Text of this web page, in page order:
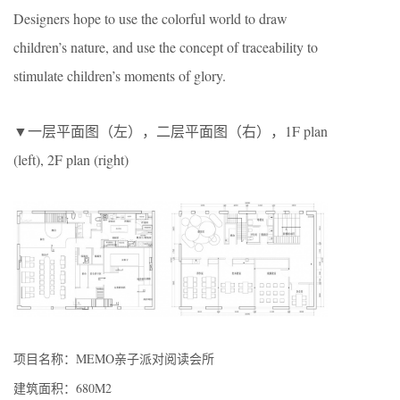
Designers hope to use the colorful world to draw
children’s nature, and use the concept of traceability to
stimulate children’s moments of glory.
▼一层平面图（左），二层平面图（右），1F plan
(left), 2F plan (right)
项目名称：MEMO亲子派对阅读会所
建筑面积：680M2